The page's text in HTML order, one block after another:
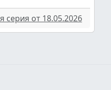
серия от 18.05.2026